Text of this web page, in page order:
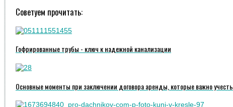
Советуем прочитать:
Гофрированные трубы - ключ к надежной канализации
Основные моменты при заключении договора аренды, которые важно учесть